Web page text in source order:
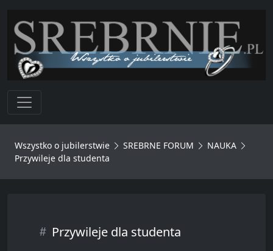
Toggle navigation
Wszystko o jubilerstwie SREBRNE FORUM
NAUKA
Przywileje dla studenta
Przywileje dla studenta